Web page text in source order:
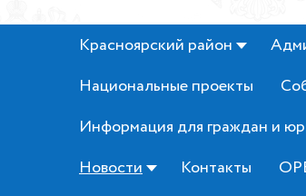
Красноярский район
Национальные проекты
Информация для граждан и
Новости
Контакты